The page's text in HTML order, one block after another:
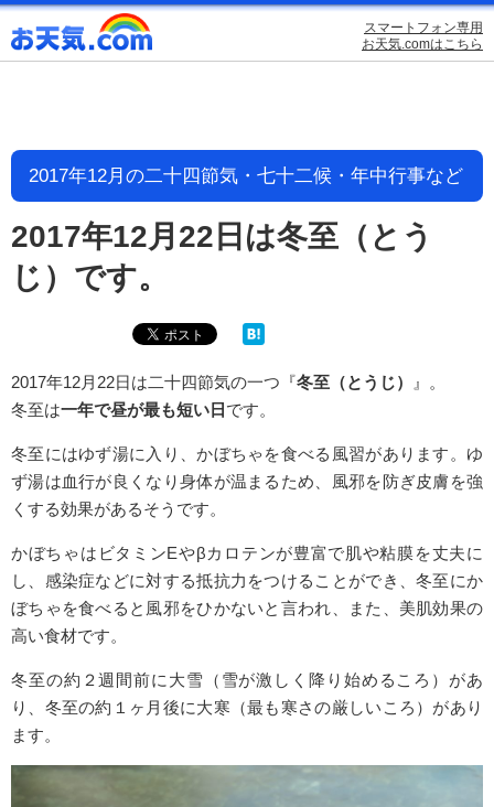
スマートフォン専用
お天気.comはこちら
2017年12月の二十四節気・七十二候・年中行事など
2017年12月22日は冬至（とう
じ）です。
2017年12月22日は二十四節気の一つ『冬至（とうじ）
』。
冬至は一年で昼が最も短い日 です。
冬至にはゆず湯に入り、かぼちゃを食べる風習があります。ゆ
ず湯は血行が良くなり身体が温まるため、風邪を防ぎ皮膚を強
くする効果があるそうです。
かぼちゃはビタミンEやβカロテンが豊富で肌や粘膜を丈夫に
し、感染症などに対する抵抗力をつけることができ、冬至にか
ぼちゃを食べると風邪をひかないと言われ、また、美肌効果の
高い食材です。
冬至の約２週間前に大雪（雪が激しく降り始めるころ）があ
り、冬至の約１ヶ月後に大寒（最も寒さの厳しいころ）があり
ます。